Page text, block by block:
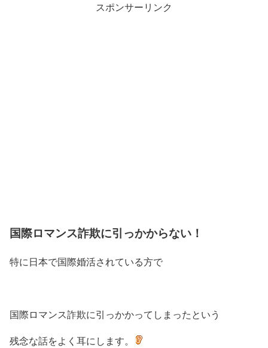
スポンサーリンク
国際ロマンス詐欺に引っかからない！
特に日本で国際婚活されている方で
国際ロマンス詐欺に引っかかってしまったという
残念な話をよく耳にします。